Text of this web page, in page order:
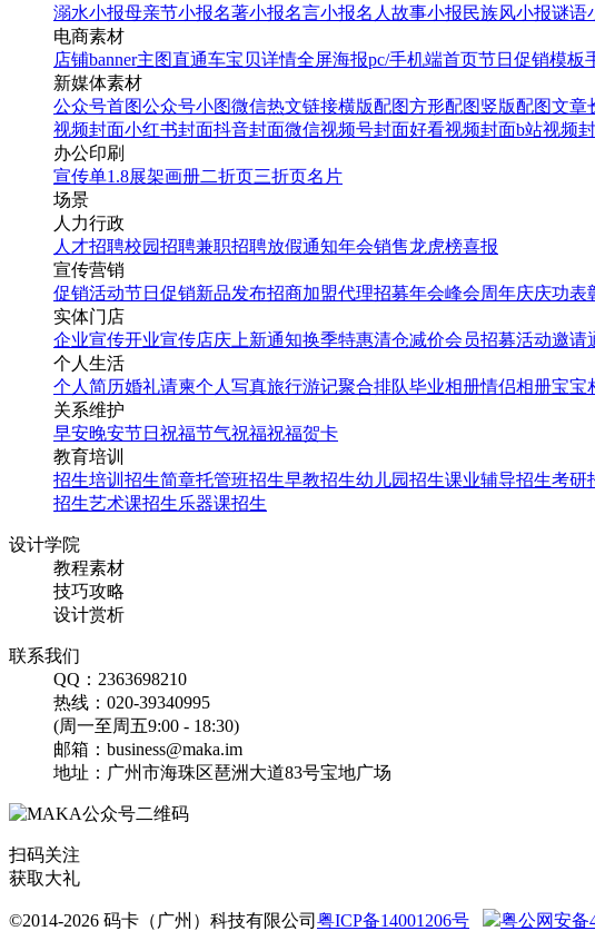
找相似
三折页
黑色简约价目表西餐三折
找相似
三折页
黑色风格西餐菜单三折页
找相似
三折页
扁平简约企业宣传手册三
找相似
三折页
蓝色简约价目表面包甜点
三折页
找相似
三折页
黑色简约价目表咖啡茶饮
三折页
找相似
企业医疗宣传简约商务三
折页
溺水小报母亲节小报名著小报名言小报名人故事小报民族风小报谜语
电商素材
店铺banner主图直通车宝贝详情全屏海报pc/手机端首页节日促销模板
新媒体素材
公众号首图公众号小图微信热文链接横版配图方形配图竖版配图文章
视频封面小红书封面抖音封面微信视频号封面好看视频封面b站视频
办公印刷
宣传单1.8展架画册二折页三折页名片
场景
人力行政
人才招聘校园招聘兼职招聘放假通知年会销售龙虎榜喜报
宣传营销
促销活动节日促销新品发布招商加盟代理招募年会峰会周年庆庆功表
实体门店
企业宣传开业宣传店庆 上新通知换季特惠清仓减价会员招募活动邀请
个人生活
个人简历婚礼请柬个人写真旅行游记聚合排队毕业相册情侣相册宝宝
关系维护
早安晚安节日祝福节气祝福祝福贺卡
教育培训
招生培训 招生简章托管班招生早教招生幼儿园招生课业辅导招生考研
招生艺术课招生乐器课招生
设计学院
教程素材
技巧攻略
设计赏析
联系我们
QQ：2363698210
热线：020-39340995
(周一至周五9:00 - 18:30)
邮箱：business@maka.im
地址：广州市海珠区琶洲大道83号宝地广场
扫码关注
获取大礼
©2014-2026 码卡（广州）科技有限公司 粤ICP备14001206号 粤公网安备